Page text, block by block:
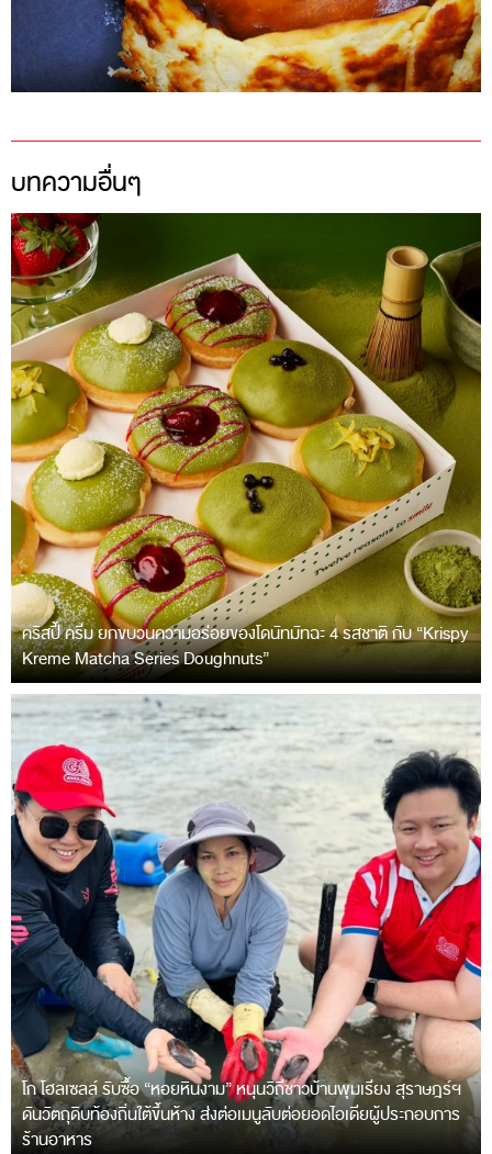
บทความอื่นๆ
คริสปี้ ครีม ยกขบวนความอร่อยของโดนัทมัทฉะ 4 รสชาติ กับ “Krispy
Kreme Matcha Series Doughnuts”
โก โฮลเซลล์ รับซื้อ “หอยหินงาม” หนุนวิถีชาวบ้านพุมเรียง สุราษฎร์ฯ
ดันวัตถุดิบท้องถิ่นใต้ขึ้นห้าง ส่งต่อเมนูลับต่อยอดไอเดียผู้ประกอบการ
ร้านอาหาร